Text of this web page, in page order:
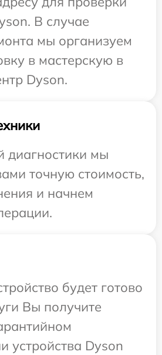
В случае
мы организуем
в мастерскую в
Dyson.
диагностики мы
точную стоимость,
и начнем
будет готово
Вы получите
устройства Dyson